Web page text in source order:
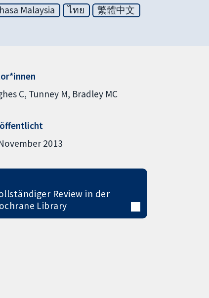
Malaysia ไทย
繁體中文
C Tunney M Bradley MC
2013
Review in der
Library